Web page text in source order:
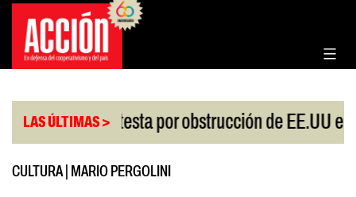
Saltar
contenido
LAS ÚLTIMAS >
China protesta por obstrucción de EE.UU en
CULTURA| MARIO PERGOLINI